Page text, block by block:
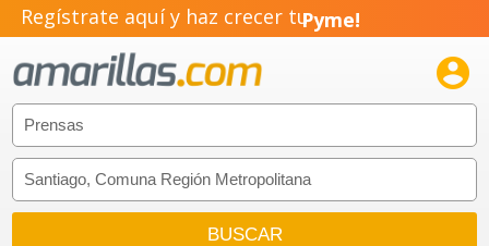
Regístrate aquí y haz crecer tuPyme!
Emprendimiento!
